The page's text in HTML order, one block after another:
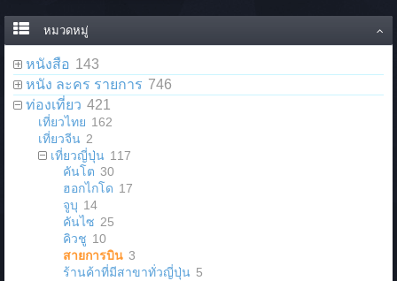
หมวดหมู่
หนังสือ 143
หนัง ละคร รายการ 746
ท่องเที่ยว 421
เที่ยวไทย 162
เที่ยวจีน 2
เที่ยวญี่ปุ่น 117
คันโต 30
ฮอกไกโด 17
จูบุ 14
คันไซ 25
คิวชู 10
สายการบิน 3
ร้านค้าที่มีสาขาทั่วญี่ปุ่น 5